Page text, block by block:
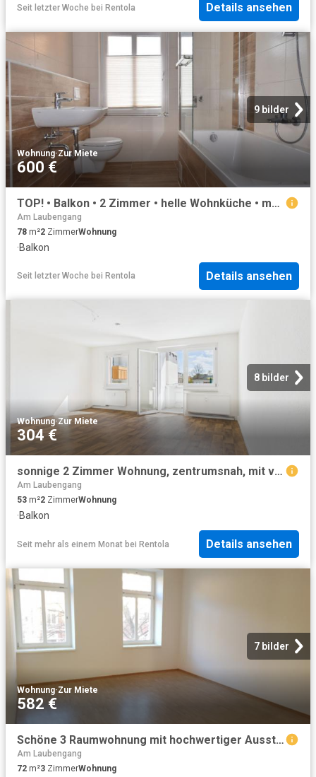
Seit letzter Woche bei Rentola Details ansehen
9 bilder
Wohnung·Zur Miete
600 €
TOP! • Balkon • 2 Zimmer • helle Wohnküche • modernes Tageslichtbad mit Wanne • Zentrumsnah • Mieten ID: 1017
Am Laubengang
78 m²2 ZimmerWohnung
·Balkon
Seit letzter Woche bei Rentola Details ansehen
8 bilder
Wohnung·Zur Miete
304 €
sonnige 2 Zimmer Wohnung, zentrumsnah, mit viel Platz
Am Laubengang
53 m²2 ZimmerWohnung
·Balkon
Seit mehr als einem Monat bei Rentola Details ansehen
7 bilder
Wohnung·Zur Miete
582 €
Schöne 3 Raumwohnung mit hochwertiger Ausstattung in zentraler Lage WE07
Am Laubengang
72 m²3 ZimmerWohnung